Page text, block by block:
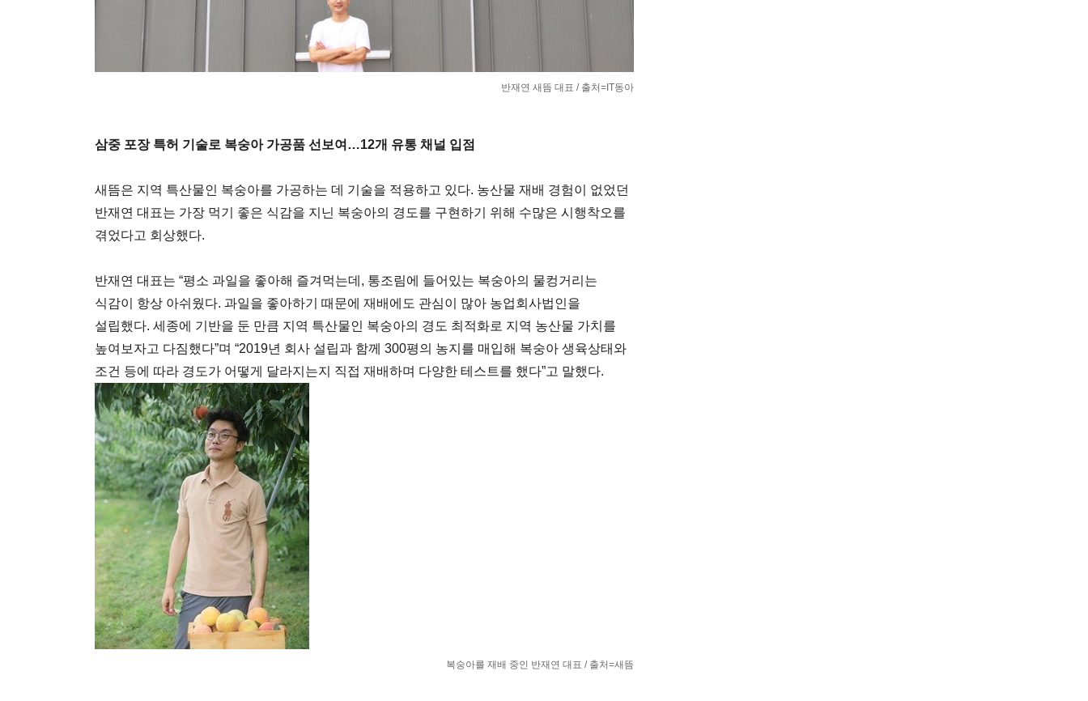
반재연 새뜸 대표 / 출처=IT동아
삼중 포장 특허 기술로 복숭아 가공품 선보여…12개 유통 채널 입점
새뜸은 지역 특산물인 복숭아를 가공하는 데 기술을 적용하고 있다. 농산물 재배 경험이 없었던
반재연 대표는 가장 먹기 좋은 식감을 지닌 복숭아의 경도를 구현하기 위해 수많은 시행착오를
겪었다고 회상했다.
반재연 대표는 “평소 과일을 좋아해 즐겨먹는데, 통조림에 들어있는 복숭아의 물컹거리는
식감이 항상 아쉬웠다. 과일을 좋아하기 때문에 재배에도 관심이 많아 농업회사법인을
설립했다. 세종에 기반을 둔 만큼 지역 특산물인 복숭아의 경도 최적화로 지역 농산물 가치를
높여보자고 다짐했다”며 “2019년 회사 설립과 함께 300평의 농지를 매입해 복숭아 생육상태와
조건 등에 따라 경도가 어떻게 달라지는지 직접 재배하며 다양한 테스트를 했다”고 말했다.
복숭아를 재배 중인 반재연 대표 / 출처=새뜸